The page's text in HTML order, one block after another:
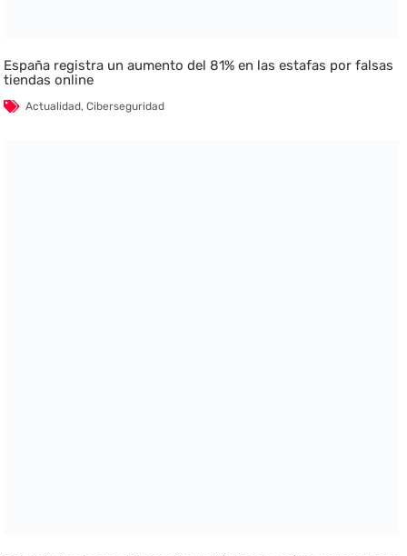
España registra un aumento del 81% en las estafas por falsas
tiendas online
Actualidad,Ciberseguridad